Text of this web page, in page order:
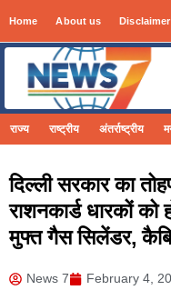
Home About us Disclaimer
राज्य राष्ट्रीय अंतर्राष्ट्रीय
दिल्ली सरकार का
राशनकार्ड धारकों को
मुफ्त गैस सिलेंडर,
News 7 February 4,